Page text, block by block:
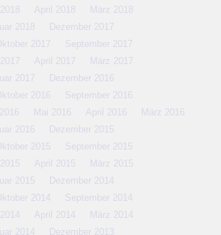
April 2018
März 2018
2018
Dezember 2017
2017
September 2017
April 2017
März 2017
2017
Dezember 2016
2016
September 2016
Mai 2016 April 2016
März 2016
2016
Dezember 2015
2015
September 2015
April 2015
März 2015
2015
Dezember 2014
2014
September 2014
April 2014
März 2014
2014
Dezember 2013